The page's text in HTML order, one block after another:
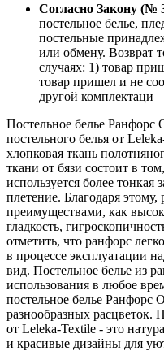
Согласно Закону (№
постельное белье,
постельные
или обмену. Возврат
случаях: 1) товар
товар пришел и не
другой комплектаци
Постельное белье Ранфорс
постельного белья от
хлопковая ткань
ткани от бязи состоит в
используется более тонкая
плетение. Благодаря
преимуществами, как
гладкость,
отметить, что ранфорс
в процессе эксплуатации
вид. Постельное белье из
использования в любое
постельное белье Ранфорс
разнообразных расцветок.
от Leleka-Textile - это
и красивые дизайны для